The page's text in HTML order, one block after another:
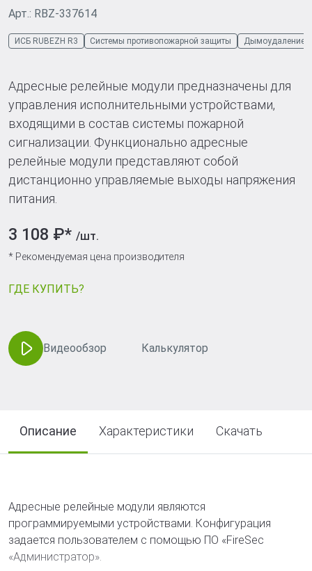
Арт.: RBZ-337614
ИСБ RUBEZH R3 Системы противопожарной защиты Дымоудаление
Адресные релейные модули предназначены для
управления исполнительными устройствами,
входящими в состав системы пожарной
сигнализации. Функционально адресные
релейные модули представляют собой
дистанционно управляемые выходы напряжения
питания.
3 108 ₽* /шт.
* Рекомендуемая цена производителя
ГДЕ КУПИТЬ?
Видеообзор Калькулятор
Описание Характеристики Скачать
Адресные релейные модули являются
программируемыми устройствами. Конфигурация
задается пользователем с помощью ПО «FireSec
«Администратор».